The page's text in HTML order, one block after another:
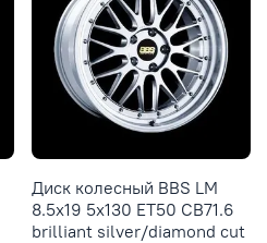
Диск колесный BBS LM
8.5x19 5x130 ET50 CB71.6
brilliant silver/diamond cut